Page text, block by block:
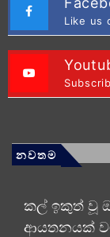
Like us
නවතම
කල් ඉකුත් වූ
ආයතනයක්